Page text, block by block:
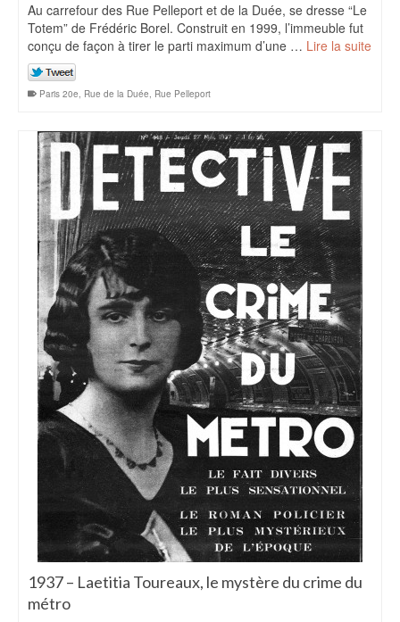
Au carrefour des Rue Pelleport et de la Duée, se dresse “Le
Totem” de Frédéric Borel. Construit en 1999, l’immeuble fut
conçu de façon à tirer le parti maximum d’une … Lire la suite
Paris 20e, Rue de la Duée, Rue Pelleport
1937 – Laetitia Toureaux, le mystère du crime du
métro